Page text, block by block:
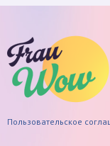
Пользовательское